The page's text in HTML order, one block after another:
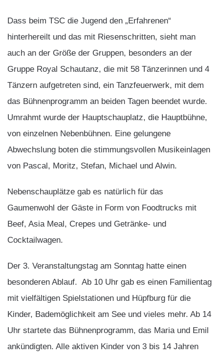
Dass beim TSC die Jugend den „Erfahrenen“
hinterhereilt und das mit Riesenschritten, sieht man
auch an der Größe der Gruppen, besonders an der
Gruppe Royal Schautanz, die mit 58 Tänzerinnen und 4
Tänzern aufgetreten sind, ein Tanzfeuerwerk, mit dem
das Bühnenprogramm an beiden Tagen beendet wurde.
Umrahmt wurde der Hauptschauplatz, die Hauptbühne,
von einzelnen Nebenbühnen. Eine gelungene
Abwechslung boten die stimmungsvollen Musikeinlagen
von Pascal, Moritz, Stefan, Michael und Alwin.
Nebenschauplätze gab es natürlich für das
Gaumenwohl der Gäste in Form von Foodtrucks mit
Beef, Asia Meal, Crepes und Getränke- und
Cocktailwagen.
Der 3. Veranstaltungstag am Sonntag hatte einen
besonderen Ablauf. Ab 10 Uhr gab es einen Familientag
mit vielfältigen Spielstationen und Hüpfburg für die
Kinder, Bademöglichkeit am See und vieles mehr. Ab 14
Uhr startete das Bühnenprogramm, das Maria und Emil
ankündigten. Alle aktiven Kinder von 3 bis 14 Jahren